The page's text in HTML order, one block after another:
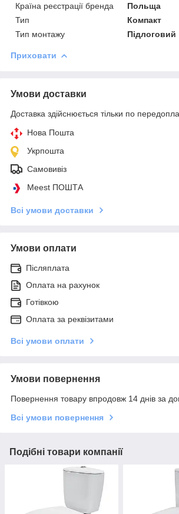
Країна реєстрації бренда
Польща
Тип
Компакт
Тип монтажу
Підлоговий
Приховати
Умови доставки
Доставка здійснюється тільки по
Нова Пошта
Укрпошта
Самовивіз
Meest ПОШТА
Всі умови доставки
Умови оплати
Післяплата
Оплата на рахунок
Готівкою
Оплата за реквізитами
Всі умови оплати
Умови повернення
Повернення товару впродовж 14 днів за
Всі умови повернення
Подібні товари компанії